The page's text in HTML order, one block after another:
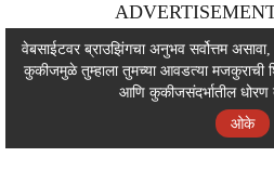
वेबसाईटवर ब्राउझिंगचा अनुभव सर्वोत्तम
कुकीजमुळे तुम्हाला तुमच्या आवडत्या
आणि कुकीजसंदर्भातील धोरण
ओके